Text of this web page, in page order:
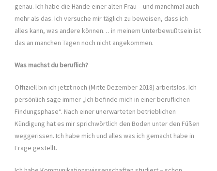
genau. Ich habe die Hände einer alten Frau – und manchmal auch
mehr als das. Ich versuche mir täglich zu beweisen, dass ich
alles kann, was andere können… in meinem Unterbewußtsein ist
das an manchen Tagen noch nicht angekommen.
Was machst du beruflich?
Offiziell bin ich jetzt noch (Mitte Dezember 2018) arbeitslos. Ich
persönlich sage immer „Ich befinde mich in einer beruflichen
Findungsphase“. Nach einer unerwarteten betrieblichen
Kündigung hat es mir sprichwörtlich den Boden unter den Füßen
weggerissen. Ich habe mich und alles was ich gemacht habe in
Frage gestellt.